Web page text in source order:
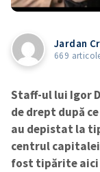
Jardan
669
Staff-ul lui Igor
de drept după
au depistat la
centrul
fost tipărite